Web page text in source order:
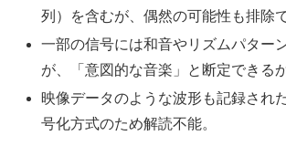
列）を含むが、偶然の可能性も排除
一部の信号には和音やリズムパター
が、「意図的な音楽」と断定できる
映像データのような波形も記録され
号化方式のため解読不能。